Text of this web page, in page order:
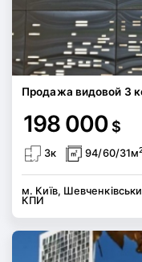
Продажа видовой 3
198 000 $
3к 94/60/31м2
м. Київ,
КПИ